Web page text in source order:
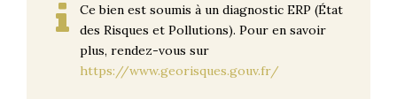
Ce bien est soumis à un diagnostic ERP (État
des Risques et Pollutions). Pour en savoir
plus, rendez-vous sur
https://www.georisques.gouv.fr/